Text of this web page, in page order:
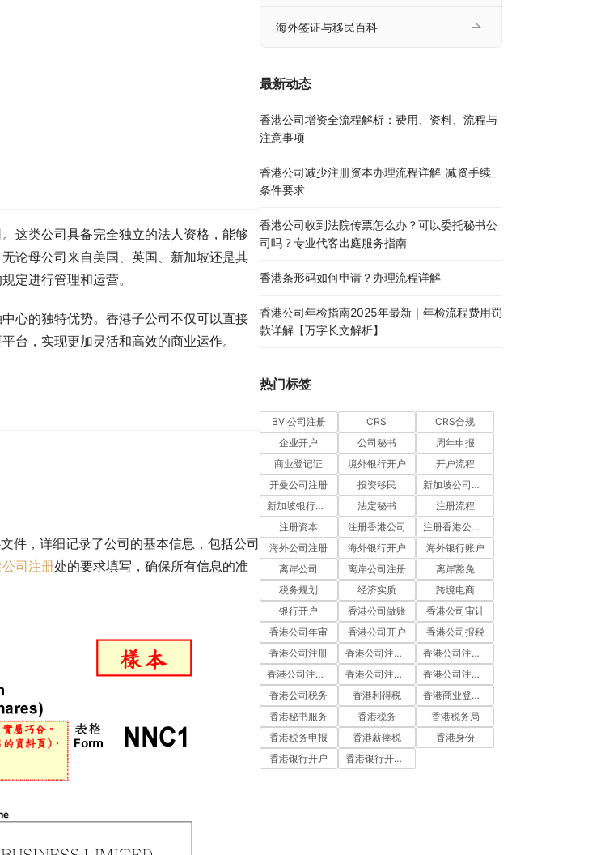
这类公司具备完全独立的法人资格，能够
论母公司来自美国、英国、新加坡还是其
定进行管理和运营。
心的独特优势。香港子公司不仅可以直接
台，实现更加灵活和高效的商业运作。
件，详细记录了公司的基本信息，包括公司
司注册处的要求填写，确保所有信息的准
海外签证与移民百科
最新动态
香港公司增资全流程解析：费用、资料、流程与
注意事项
香港公司减少注册资本办理流程详解_减资手续_
条件要求
香港公司收到法院传票怎么办？可以委托秘书公
司吗？专业代客出庭服务指南
香港条形码如何申请？办理流程详解
香港公司年检指南2025年最新｜年检流程费用罚
款详解【万字长文解析】
热门标签
BVI公司注册 CRS
CRS合规
企业开户
公司秘书
周年申报
商业登记证
境外银行开户
开户流程
开曼公司注册
投资移民
新加坡公司注册
新加坡银行开户
法定秘书
注册流程
注册资本
注册香港公司
注册香港公司流程
海外公司注册
海外银行开户
海外银行账户
离岸公司
离岸公司注册
离岸豁免
税务规划
经济实质
跨境电商
银行开户
香港公司做账
香港公司审计
香港公司年审
香港公司开户
香港公司报税
香港公司注册
香港公司注册代办
香港公司注册处
香港公司注册流程
香港公司注册费用
香港公司注册资料
香港公司税务
香港利得税
香港商业登记证
香港秘书服务
香港税务
香港税务局
香港税务申报
香港薪俸税
香港身份
香港银行开户
香港银行开户流程